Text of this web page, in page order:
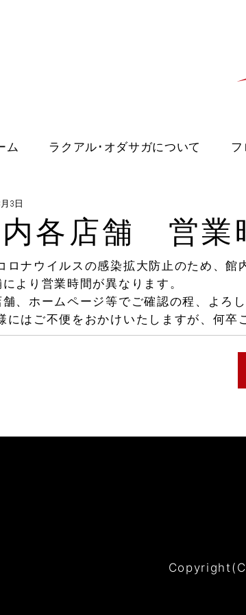
ム ラクアル･オダサガについて フ
3日
各店舗 営業
ロナウイルスの感染拡大防止のため、館
より営業時間が異なります。
、ホームページ等でご確認の程、よろ
にはご不便をおかけいたしますが、何卒